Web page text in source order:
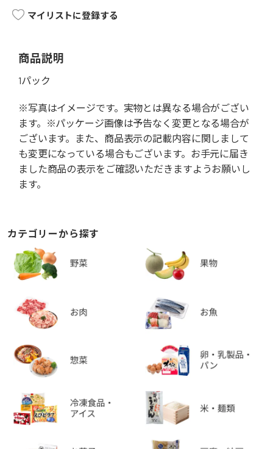
マイリストに登録する
商品説明
1パック
※写真はイメージです。実物とは異なる場合がござい
ます。※パッケージ画像は予告なく変更となる場合が
ございます。また、商品表示の記載内容に関しまして
も変更になっている場合もございます。お手元に届き
ました商品の表示をご確認いただきますようお願いし
ます。
カテゴリーから探す